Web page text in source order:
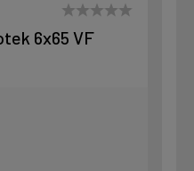
6x65 VF